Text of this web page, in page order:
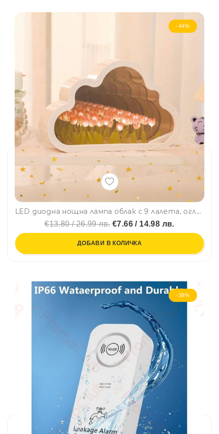
-44%
LED диодна нощна лампа облак с 9 лалета, огледален ефект - розова
€13.80 / 26.99 лв.€7.66 / 14.98 лв.
ДОБАВИ В КОЛИЧКА
-38%